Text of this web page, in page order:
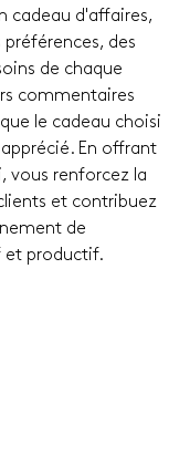
cadeau d'affaires,
des
de chaque
commentaires
le cadeau choisi
En offrant
vous renforcez la
et contribuez
de
et productif.